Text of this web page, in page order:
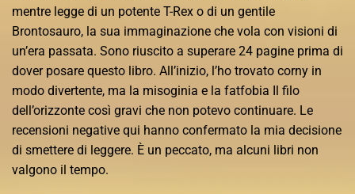
mentre legge di un potente T-Rex o di un gentile
Brontosauro, la sua immaginazione che vola con visioni di
un’era passata. Sono riuscito a superare 24 pagine prima di
dover posare questo libro. All’inizio, l’ho trovato corny in
modo divertente, ma la misoginia e la fatfobia Il filo
dell’orizzonte così gravi che non potevo continuare. Le
recensioni negative qui hanno confermato la mia decisione
di smettere di leggere. È un peccato, ma alcuni libri non
valgono il tempo.